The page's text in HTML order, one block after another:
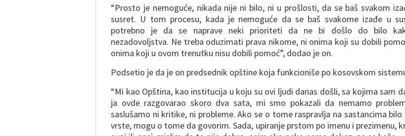
“Prosto je nemoguće, nikada nije ni bilo, ni u prošlosti, da se baš svakom
susret. U tom procesu, kada je nemoguće da se baš svakome izađe u
potrebno je da se naprave neki prioriteti da ne bi došlo do bilo
nezadovoljstva. Ne treba oduzimati prava nikome, ni onima koji su dobili
onima koji u ovom trenutku nisu dobili pomoć”, dodao je on.
Podsetio je da je on predsednik opštine koja funkcioniše po kosovskom
“Mi kao Opština, kao institucija u koju su ovi ljudi danas došli, sa kojima sam
ja ovde razgovarao skoro dva sata, mi smo pokazali da nemamo
saslušamo ni kritike, ni probleme. Ako se o tome raspravlja na sastancima bilo
vrste, mogu o tome da govorim. Sada, upiranje prstom po imenu i prezimenu,